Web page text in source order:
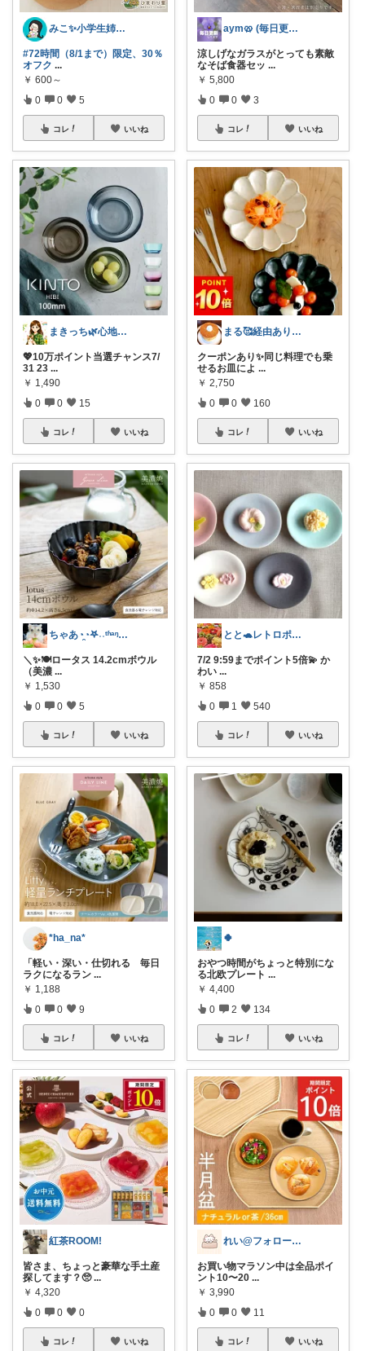
みこ✨小学生姉妹の母ちゃん
#72時間（8/1まで）限定、30％
オフク ...
￥ 600～
0 0 5
コレ いいね
まきっち🌿心地よい暮らし🌿
💖10万ポイント当選チャンス7/
31 23 ...
￥ 1,490
0 0 15
コレ いいね
ちゃあ◔̯◔‪𖤐˒˒ᵗʱᵃᵑᵏᵧₒᵤ
＼✨🍽️ロータス 14.2cmボウル
（美濃 ...
￥ 1,530
0 0 5
コレ いいね
*ha_na*
「軽い・深い・仕切れる 毎日
ラクになるラン ...
￥ 1,188
0 0 9
コレ いいね
紅茶ROOM!
皆さま、ちょっと豪華な手土産
探してます？🥺 ...
￥ 4,320
0 0 0
コレ いいね
aym🥨 (毎日更新してます🙌)
涼しげなガラスがとっても素敵
なそば食器セッ ...
￥ 5,800
0 0 3
コレ いいね
まる🥰経由ありがとうございます💕✨
クーポンあり✨️同じ料理でも乗
せるお皿によ ...
￥ 2,750
0 0 160
コレ いいね
とと🐢レトロポップとキッチン雑貨👒
7/2 9:59までポイント5倍💫 か
わい ...
￥ 858
0 1 540
コレ いいね
🍀
おやつ時間がちょっと特別にな
る北欧プレート ...
￥ 4,400
0 2 134
コレ いいね
れい@フォロー＆経由購入感謝です♪
お買い物マラソン中は全品ポイ
ント10〜20 ...
￥ 3,990
0 0 11
コレ いいね